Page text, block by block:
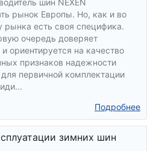
шин NEXEN
рынок Европы. Но, как и во
рынка есть своя специфика.
очередь доверяет
ориентируется на качество
признаков надежности
первичной комплектации
Подробнее
зимних шин